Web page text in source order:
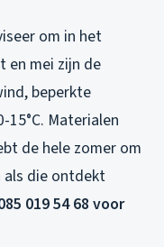
om in het
en mei zijn de
beperkte
Materialen
de hele zomer om
als die ontdekt
019 54 68 voor